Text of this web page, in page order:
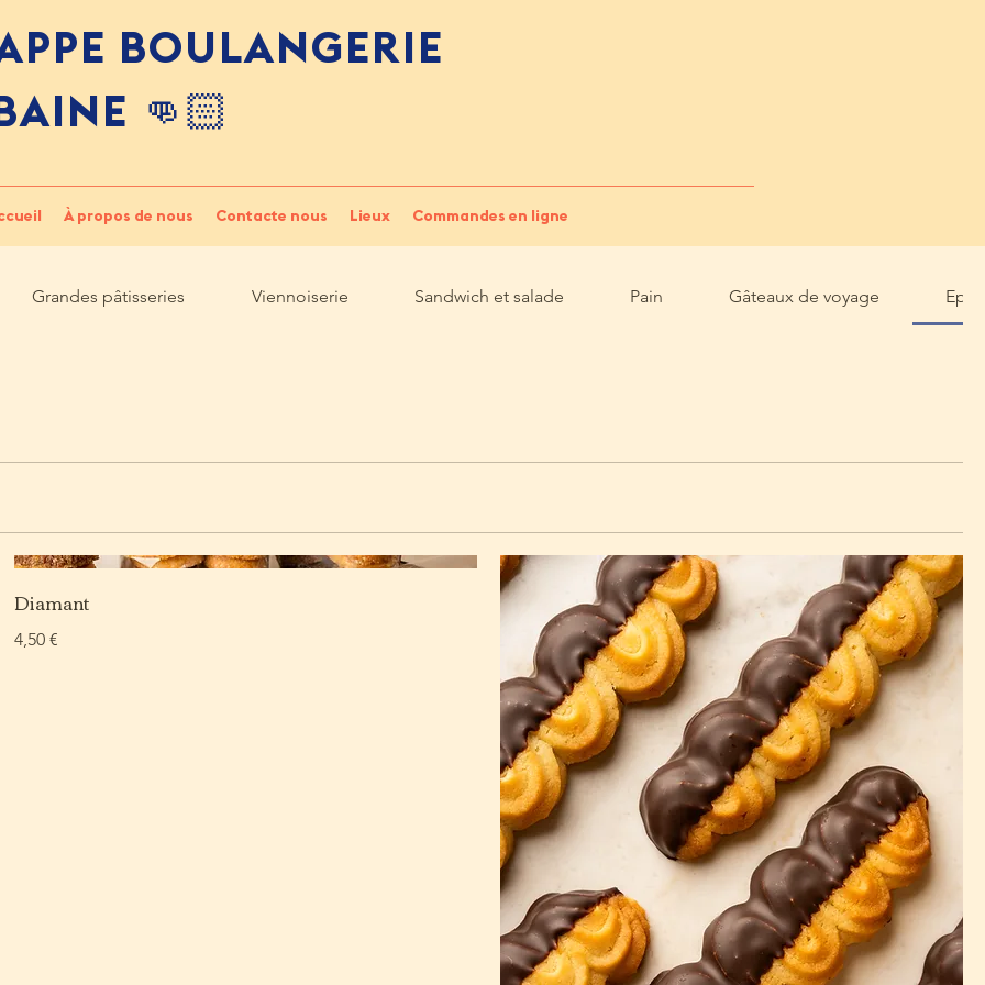
BOULANGERIE
👊🏻
À propos de nous Contacte nous Lieux Commandes en ligne
Grandes pâtisseries Viennoiserie Sandwich et salade Pain Gâteaux de voyage
Diamant
4,50 €